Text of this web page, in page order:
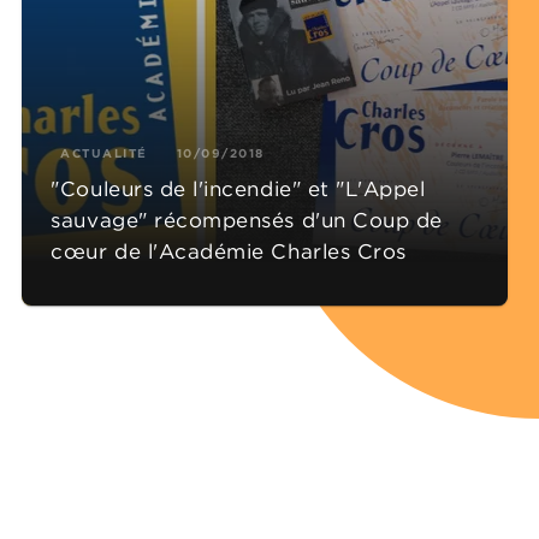
ACTUALITÉ 10/09/2018
"Couleurs de l'incendie" et "L'Appel
sauvage" récompensés d'un Coup de
cœur de l'Académie Charles Cros